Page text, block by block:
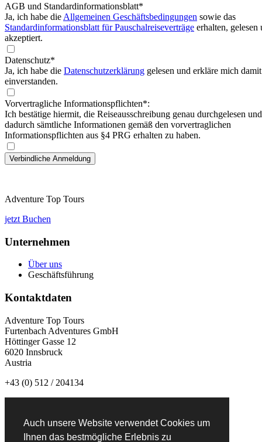
Auch unsere Website verwendet Cookies um
Ihnen das bestmögliche Erlebnis zu
AGB und Standardinformationsblatt*
Ja, ich habe die Allgemeinen Geschäftsbedingungen sowie das
Standardinformationsblatt für Pauschalreiseverträge erhalten, gelesen
akzeptiert.
Datenschutz*
Ja, ich habe die Datenschutzerklärung gelesen und erkläre mich damit
einverstanden.
Vorvertragliche Informationspflichten*:
Ich bestätige hiermit, die Reiseausschreibung genau durchgelesen und
dadurch sämtliche Informationen gemäß den vorvertraglichen
Informationspflichten aus §4 PRG erhalten zu haben.
Adventure Top Tours
jetzt Buchen
Unternehmen
Über uns
Geschäftsführung
Kontaktdaten
Adventure Top Tours
Furtenbach Adventures GmbH
Höttinger Gasse 12
6020 Innsbruck
Austria
+43 (0) 512 / 204134
Newsletteranmeldung: